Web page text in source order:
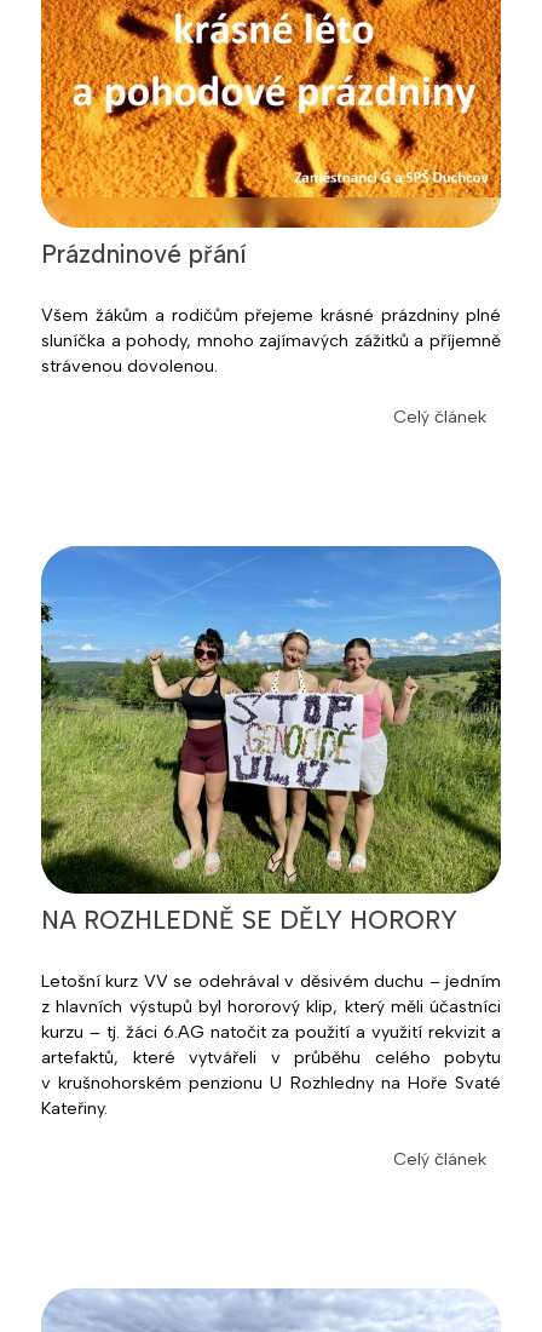
Prázdninové přání
Všem žákům a rodičům přejeme krásné prázdniny plné
sluníčka a pohody, mnoho zajímavých zážitků a příjemně
strávenou dovolenou.
Celý článek
NA ROZHLEDNĚ SE DĚLY HORORY
Letošní kurz VV se odehrával v děsivém duchu – jedním
z hlavních výstupů byl hororový klip, který měli účastníci
kurzu – tj. žáci 6.AG natočit za použití a využití rekvizit a
artefaktů, které vytvářeli v průběhu celého pobytu
v krušnohorském penzionu U Rozhledny na Hoře Svaté
Kateřiny.
Celý článek